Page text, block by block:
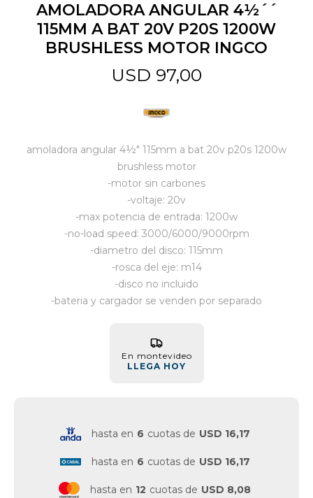
AMOLADORA ANGULAR 4½´´
115MM A BAT 20V P20S 1200W
BRUSHLESS MOTOR INGCO
USD 97,00
amoladora angular 4½" 115mm a bat 20v p20s 1200w
brushless motor
-motor sin carbones
-voltaje: 20v
-max potencia de entrada: 1200w
-no-load speed: 3000/6000/9000rpm
-diametro del disco: 115mm
-rosca del eje: m14
-disco no incluido
-bateria y cargador se venden por separado
En montevideo
LLEGA HOY
hasta en 6 cuotas de USD 16,17
hasta en 6 cuotas de USD 16,17
hasta en 12 cuotas de USD 8,08
Mascotas
Juguetes y artículos para bebé
Ferretería
Vestimenta y calzado